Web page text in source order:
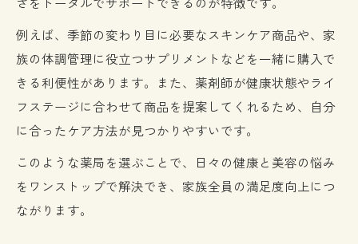
例えば、季節の変わり目に必要なスキンケア商品や、家
族の体調管理に役立つサプリメントなどを一緒に購入で
きる利便性があります。また、薬剤師が健康状態やライ
フステージに合わせて商品を提案してくれるため、自分
に合ったケア方法が見つかりやすいです。
このような薬局を選ぶことで、日々の健康と美容の悩み
をワンストップで解決でき、家族全員の満足度向上につ
ながります。